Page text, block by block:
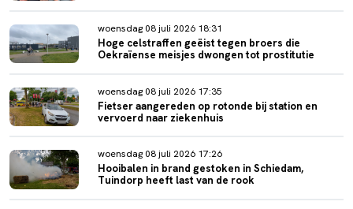
woensdag 08 juli 2026 18:31
Hoge celstraffen geëist tegen broers die
Oekraïense meisjes dwongen tot prostitutie
woensdag 08 juli 2026 17:35
Fietser aangereden op rotonde bij station en
vervoerd naar ziekenhuis
woensdag 08 juli 2026 17:26
Hooibalen in brand gestoken in Schiedam,
Tuindorp heeft last van de rook